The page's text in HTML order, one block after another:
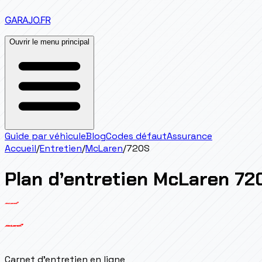
GARAJO.FR
Ouvrir le menu principal
Guide par véhiculeBlogCodes défautAssurance
Accueil/Entretien/McLaren/720S
Plan d’entretien McLaren
Carnet d'entretien en ligne